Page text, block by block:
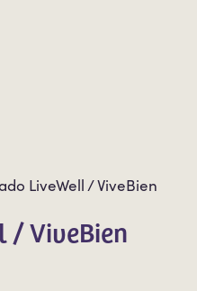
LiveWell / ViveBien
/ ViveBien